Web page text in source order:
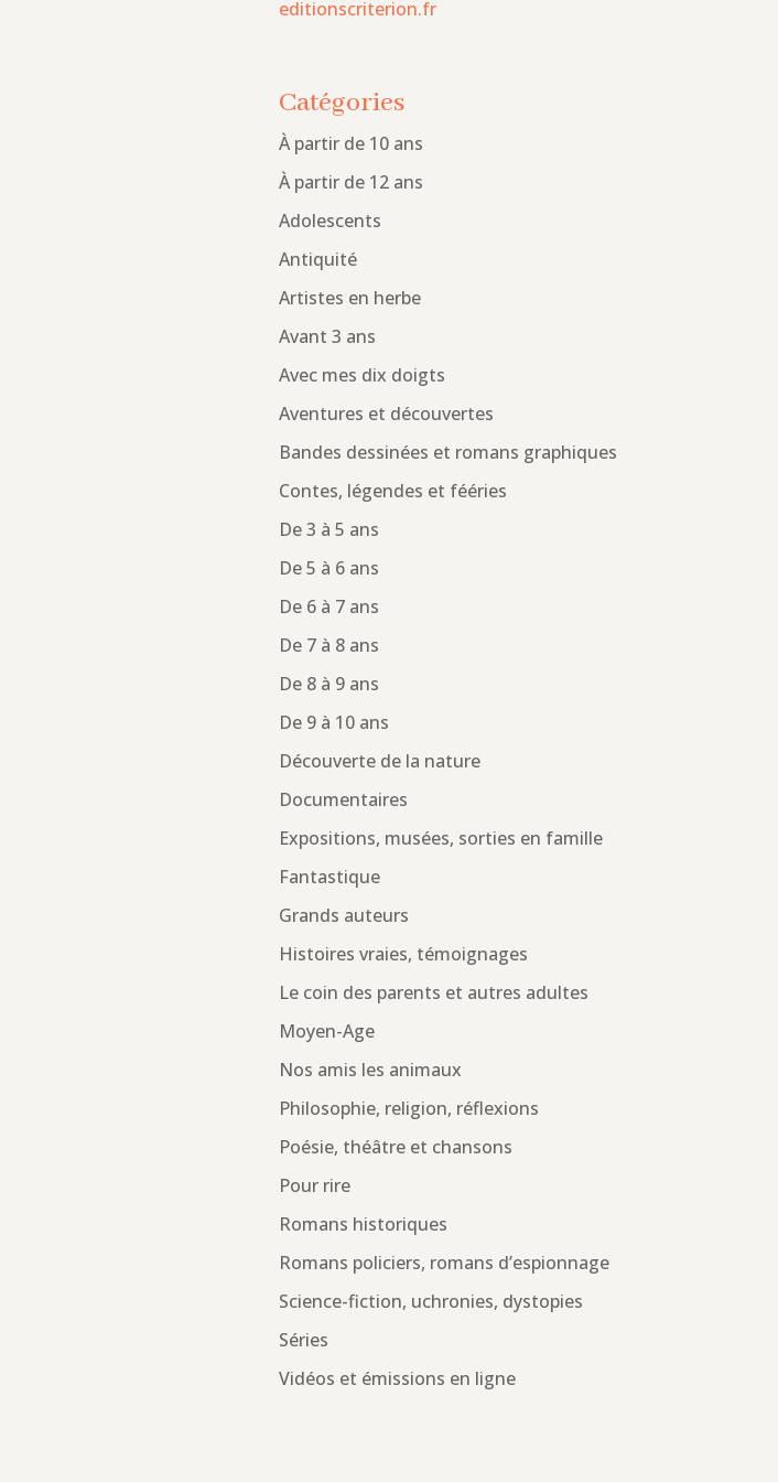
editionscriterion.fr
Catégories
À partir de 10 ans
À partir de 12 ans
Adolescents
Antiquité
Artistes en herbe
Avant 3 ans
Avec mes dix doigts
Aventures et découvertes
Bandes dessinées et romans graphiques
Contes, légendes et fééries
De 3 à 5 ans
De 5 à 6 ans
De 6 à 7 ans
De 7 à 8 ans
De 8 à 9 ans
De 9 à 10 ans
Découverte de la nature
Documentaires
Expositions, musées, sorties en famille
Fantastique
Grands auteurs
Histoires vraies, témoignages
Le coin des parents et autres adultes
Moyen-Age
Nos amis les animaux
Philosophie, religion, réflexions
Poésie, théâtre et chansons
Pour rire
Romans historiques
Romans policiers, romans d’espionnage
Science-fiction, uchronies, dystopies
Séries
Vidéos et émissions en ligne